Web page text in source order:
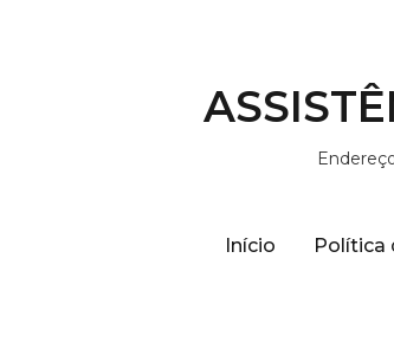
Início Política